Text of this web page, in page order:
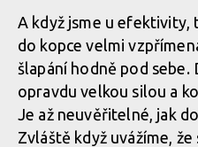
V Horním čepu přepákování je
změnu zadního kola na 27,5 palce
V Horním čepu přepákování je
změnu zadního kola na 27,5 palce
Zadní stavba má o jeden čep
Zadní stavba má o jeden čep
A když jsme u efektivity,
do kopce velmi
šlapání hodně pod
opravdu velkou silou a
Je až neuvěřitelné, jak
Zvláště když uvážíme,